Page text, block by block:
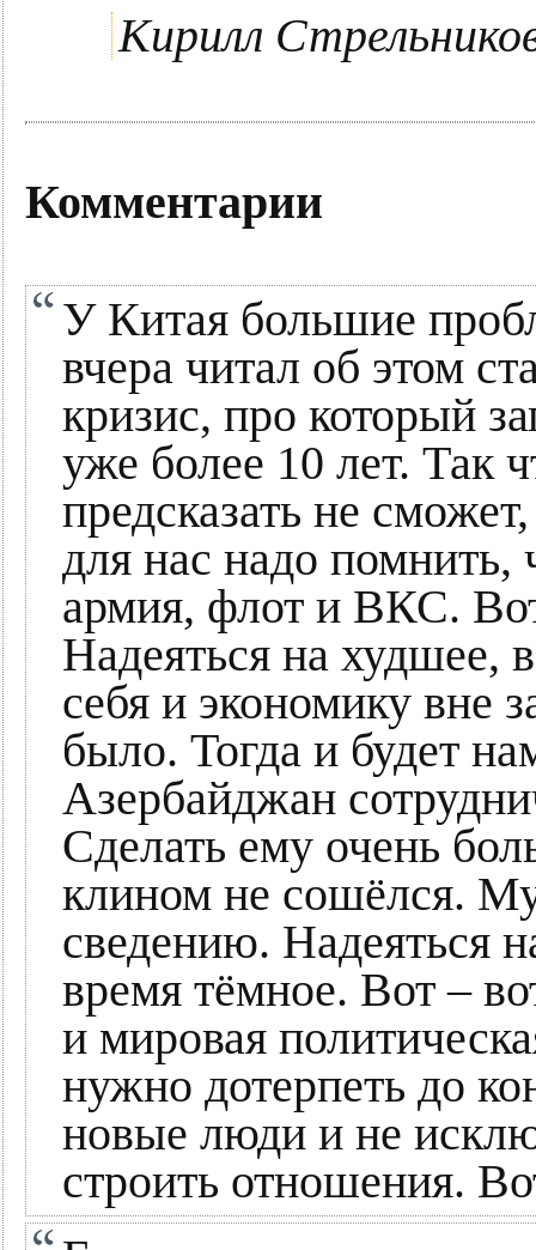
Кирилл
Комментарии
У Китая большие
вчера читал об этом
кризис, про который
уже более 10 лет. Так
предсказать не
для нас надо помнить,
армия, флот и ВКС.
Надеяться на худшее,
себя и экономику вне
было. Тогда и будет
Азербайджан
Сделать ему очень
клином не сошёлся.
сведению. Надеяться
время тёмное. Вот –
и мировая
нужно дотерпеть до
новые люди и не
строить отношения.